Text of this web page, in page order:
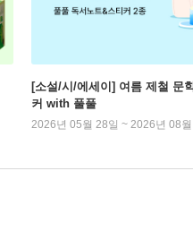
[소설/시/에세이] 여름 제철 문
커 with 풀풀
2026년 05월 28일 ~ 2026년 08월